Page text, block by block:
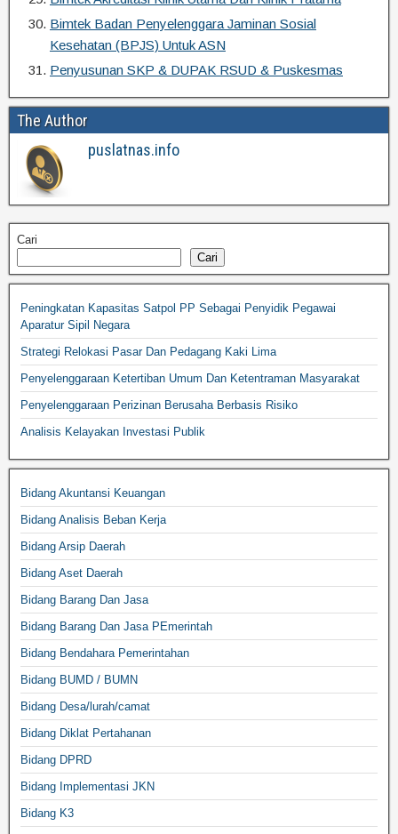
Bimtek Badan Penyelenggara Jaminan Sosial
Kesehatan (BPJS) Untuk ASN
Penyusunan SKP & DUPAK RSUD & Puskesmas
The Author
puslatnas.info
Cari
Cari
Peningkatan Kapasitas Satpol PP Sebagai Penyidik Pegawai
Aparatur Sipil Negara
Strategi Relokasi Pasar Dan Pedagang Kaki Lima
Penyelenggaraan Ketertiban Umum Dan Ketentraman Masyarakat
Penyelenggaraan Perizinan Berusaha Berbasis Risiko
Analisis Kelayakan Investasi Publik
Bidang Akuntansi Keuangan
Bidang Analisis Beban Kerja
Bidang Arsip Daerah
Bidang Aset Daerah
Bidang Barang Dan Jasa
Bidang Barang Dan Jasa PEmerintah
Bidang Bendahara Pemerintahan
Bidang BUMD / BUMN
Bidang Desa/lurah/camat
Bidang Diklat Pertahanan
Bidang DPRD
Bidang Implementasi JKN
Bidang K3